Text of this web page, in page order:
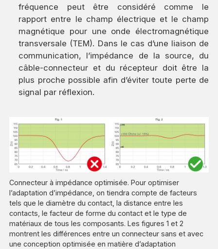
fréquence peut être considéré comme le
rapport entre le champ électrique et le champ
magnétique pour une onde électromagnétique
transversale (TEM). Dans le cas d’une liaison de
communication, l’impédance de la source, du
câble-connecteur et du récepteur doit être la
plus proche possible afin d’éviter toute perte de
signal par réflexion.
Connecteur à impédance optimisée. Pour optimiser
l’adaptation d’impédance, on tiendra compte de facteurs
tels que le diamètre du contact, la distance entre les
contacts, le facteur de forme du contact et le type de
matériaux de tous les composants. Les figures 1 et 2
montrent les différences entre un connecteur sans et avec
une conception optimisée en matière d’adaptation